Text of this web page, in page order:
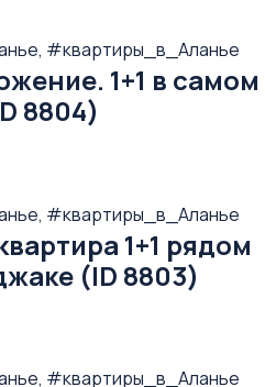
1+1 в самом
8804)
1+1 рядом
(ID 8803)